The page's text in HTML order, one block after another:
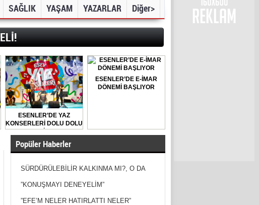
SAĞLIK YAŞAM YAZARLAR Diğer>
ESENLER’DE YAZ
KONSERLERİ DOLU DOLU
GEÇİYOR
ESENLER’DE E-İMAR
DÖNEMİ BAŞLIYOR
Popüler Haberler
SÜRDÜRÜLEBİLİR KALKINMA MI?, O DA
NEYMİŞ?
”KONUŞMAYI DENEYELİM”
”EFE’M NELER HATIRLATTI NELER”